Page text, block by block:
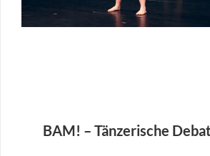
BAM! – Tänzerische